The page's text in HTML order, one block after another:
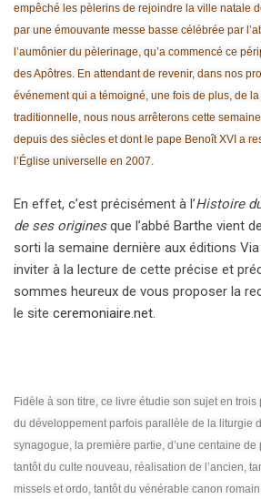
empêché les pèlerins de rejoindre la ville natale
par une émouvante messe basse célébrée par
l’aumônier du pèlerinage, qu’a commencé ce
des Apôtres. En attendant de revenir, dans nos
événement qui a témoigné, une fois de plus, de
traditionnelle, nous nous arrêterons cette
depuis des siècles et dont le pape Benoît XVI a
l’Église universelle en 2007.
En effet, c’est précisément à l’Histoire
de ses originesque l’abbé Barthe vient
sorti la semaine dernière aux éditions
inviter à la lecture de cette précise et
sommes heureux de vous proposer la
le site ceremoniaire.net.
Fidèle à son titre, ce livre étudie son sujet en
du développement parfois parallèle de la liturgie
synagogue, la première partie, d’une centaine de
tantôt du culte nouveau, réalisation de l’ancien,
missels et ordo, tantôt du vénérable canon